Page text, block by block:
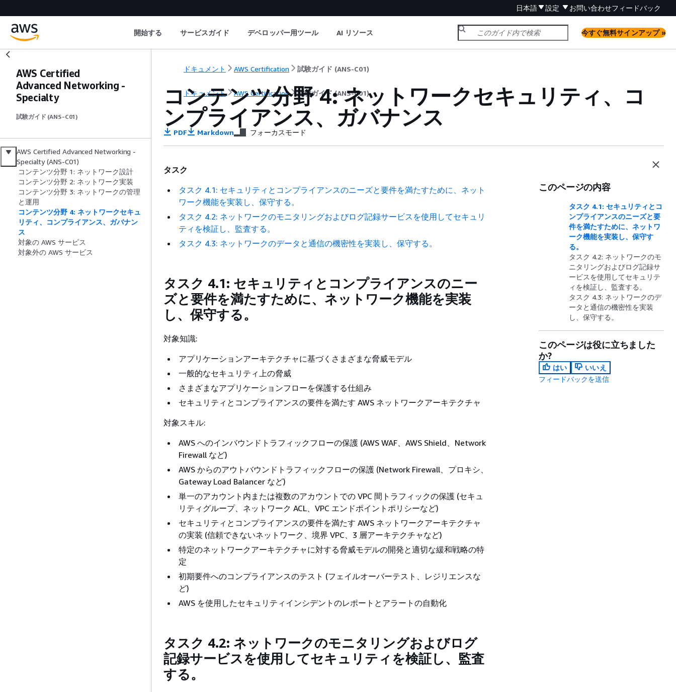
日本語 設定 お問い合わせフィードバック
開始する サービスガイド デベロッパー用ツール AI リソース 今すぐ無料サインアップ »
AWS Certified
Advanced Networking -
Specialty
試験ガイド (ANS-C01)
AWS Certified Advanced Networking -
Specialty (ANS-C01)
コンテンツ分野 1: ネットワーク設計
コンテンツ分野 2: ネットワーク実装
コンテンツ分野 3: ネットワークの管理
と運用
コンテンツ分野 4: ネットワークセキュ
リティ、コンプライアンス、ガバナン
ス
対象の AWS サービス
対象外の AWS サービス
ドキュメント AWS Certification 試験ガイド (ANS-C01)
ドキュメント AWS Certification 試験ガイド (ANS-C01)
コンテンツ分野 4: ネットワークセキュリティ、コ
ンプライアンス、ガバナンス
PDF Markdown フォーカスモード
タスク
タスク 4.1: セキュリティとコンプライアンスのニーズと要件を満たすために、ネット
ワーク機能を実装し、保守する。
タスク 4.2: ネットワークのモニタリングおよびログ記録サービスを使用してセキュリ
ティを検証し、監査する。
タスク 4.3: ネットワークのデータと通信の機密性を実装し、保守する。
タスク 4.1: セキュリティとコンプライアンスのニー
ズと要件を満たすために、ネットワーク機能を実装
し、保守する。
対象知識:
アプリケーションアーキテクチャに基づくさまざまな脅威モデル
一般的なセキュリティ上の脅威
さまざまなアプリケーションフローを保護する仕組み
セキュリティとコンプライアンスの要件を満たす AWS ネットワークアーキテクチャ
対象スキル:
AWS へのインバウンドトラフィックフローの保護 (AWS WAF、AWS Shield、Network
Firewall など)
AWS からのアウトバウンドトラフィックフローの保護 (Network Firewall、プロキシ、
Gateway Load Balancer など)
単一のアカウント内または複数のアカウントでの VPC 間トラフィックの保護 (セキュ
リティグループ、ネットワーク ACL、VPC エンドポイントポリシーなど)
セキュリティとコンプライアンスの要件を満たす AWS ネットワークアーキテクチャ
の実装 (信頼できないネットワーク、境界 VPC、3 層アーキテクチャなど)
特定のネットワークアーキテクチャに対する脅威モデルの開発と適切な緩和戦略の特
定
初期要件へのコンプライアンスのテスト (フェイルオーバーテスト、レジリエンスな
ど)
AWS を使用したセキュリティインシデントのレポートとアラートの自動化
タスク 4.2: ネットワークのモニタリングおよびログ
記録サービスを使用してセキュリティを検証し、監査
する。
このページの内容
タスク 4.1: セキュリティとコ
ンプライアンスのニーズと要
件を満たすために、ネットワ
ーク機能を実装し、保守す
る。
タスク 4.2: ネットワークのモ
ニタリングおよびログ記録サ
ービスを使用してセキュリテ
ィを検証し、監査する。
タスク 4.3: ネットワークのデ
ータと通信の機密性を実装
し、保守する。
このページは役に立ちました
か?
はい
いいえ
フィードバックを送信